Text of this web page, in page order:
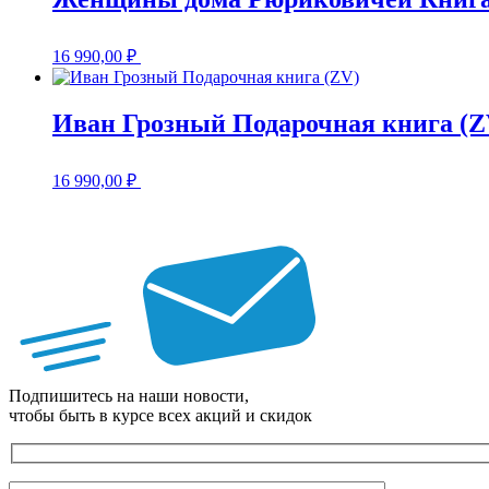
16 990,00 ₽
Иван Грозный Подарочная книга
16 990,00 ₽
Подпишитесь на наши новости,
чтобы быть в курсе всех акций и скидок